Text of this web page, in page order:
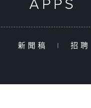
新聞稿 | 招聘